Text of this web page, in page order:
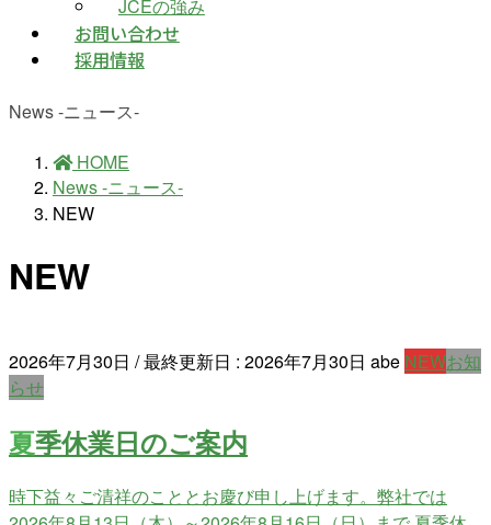
JCEの強み
お問い合わせ
採用情報
News -ニュース-
HOME
News -ニュース-
NEW
NEW
2026年7月30日 / 最終更新日 : 2026年7月30日 abe NEWお知
らせ
夏季休業日のご案内
時下益々ご清祥のこととお慶び申し上げます。弊社では